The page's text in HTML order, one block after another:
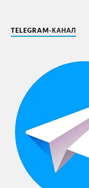
TELEGRAM-КАНАЛ